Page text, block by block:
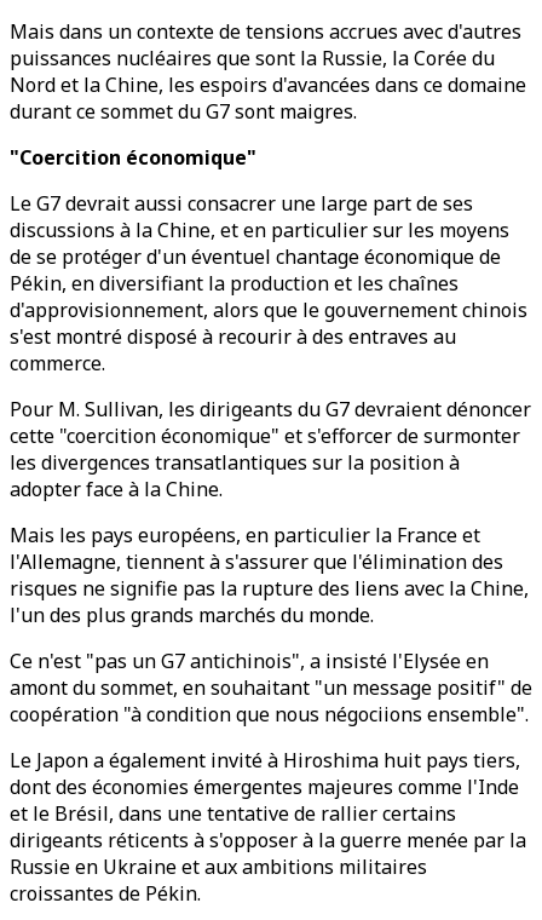
Mais dans un contexte de tensions accrues avec d'autres
puissances nucléaires que sont la Russie, la Corée du
Nord et la Chine, les espoirs d'avancées dans ce domaine
durant ce sommet du G7 sont maigres.
"Coercition économique"
Le G7 devrait aussi consacrer une large part de ses
discussions à la Chine, et en particulier sur les moyens
de se protéger d'un éventuel chantage économique de
Pékin, en diversifiant la production et les chaînes
d'approvisionnement, alors que le gouvernement chinois
s'est montré disposé à recourir à des entraves au
commerce.
Pour M. Sullivan, les dirigeants du G7 devraient dénoncer
cette "coercition économique" et s'efforcer de surmonter
les divergences transatlantiques sur la position à
adopter face à la Chine.
Mais les pays européens, en particulier la France et
l'Allemagne, tiennent à s'assurer que l'élimination des
risques ne signifie pas la rupture des liens avec la Chine,
l'un des plus grands marchés du monde.
Ce n'est "pas un G7 antichinois", a insisté l'Elysée en
amont du sommet, en souhaitant "un message positif" de
coopération "à condition que nous négociions ensemble".
Le Japon a également invité à Hiroshima huit pays tiers,
dont des économies émergentes majeures comme l'Inde
et le Brésil, dans une tentative de rallier certains
dirigeants réticents à s'opposer à la guerre menée par la
Russie en Ukraine et aux ambitions militaires
croissantes de Pékin.